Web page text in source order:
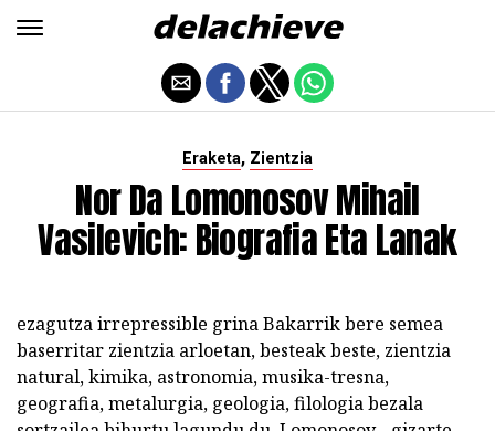
Eraketa, Zientzia
Nor Da Lomonosov Mihail
Vasilevich: Biografia Eta Lanak
ezagutza irrepressible grina Bakarrik bere semea
baserritar zientzia arloetan, besteak beste, zientzia
natural, kimika, astronomia, musika-tresna,
geografia, metalurgia, geologia, filologia bezala